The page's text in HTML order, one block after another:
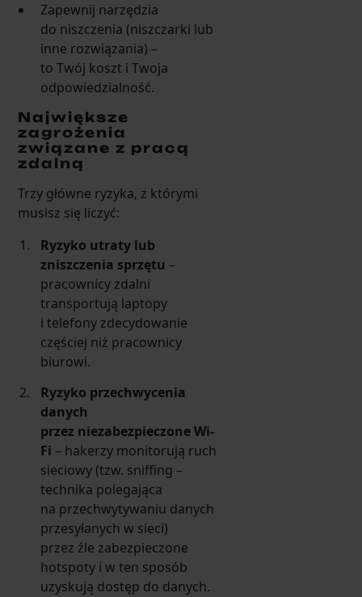
Zapewnij narzędzia
do niszczenia (niszczarki lub
inne rozwiązania) –
to Twój koszt i Twoja
odpowiedzialność.
Największe
zagrożenia
związane z pracą
zdalną
Trzy główne ryzyka, z którymi
musisz się liczyć:
Ryzyko utraty lub
zniszczenia sprzętu –
pracownicy zdalni
transportują laptopy
i telefony zdecydowanie
częściej niż pracownicy
biurowi.
Ryzyko przechwycenia
danych
przez niezabezpieczone Wi-
Fi – hakerzy monitorują ruch
sieciowy (tzw. sniffing –
technika polegająca
na przechwytywaniu danych
przesyłanych w sieci)
przez źle zabezpieczone
hotspoty i w ten sposób
uzyskują dostęp do danych.